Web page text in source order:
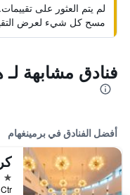
لم يتم العثور على
مسح كل شيء لعرض
فنادق مشابهة لـ
أفضل الفنادق في برمينغهام
4 نجوم